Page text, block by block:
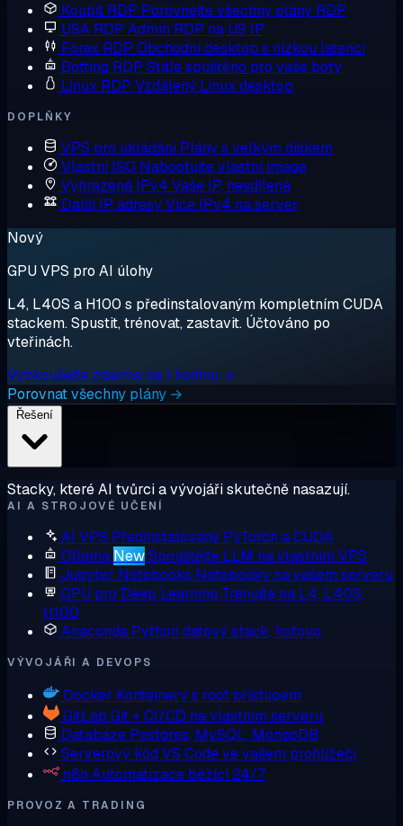
Koupit RDP Porovnejte všechny plány RDP
USA RDP Admin RDP na US IP
Forex RDP Obchodní desktop s nízkou latencí
Botting RDP Stále spuštěno pro vaše boty
Linux RDP Vzdálený Linux desktop
DOPLŇKY
VPS pro ukládání Plány s velkým diskem
Vlastní ISO Nabootujte vlastní image
Vyhrazená IPv4 Vaše IP, nesdílená
Další IP adresyVíce IPv4 na server
Nový
GPU VPS pro AI úlohy
L4, L40S a H100 s předinstalovaným kompletním CUDA
stackem. Spustit, trénovat, zastavit. Účtováno po
vteřinách.
Vyzkoušejte zdarma na 1 hodinu →
Porovnat všechny plány →
Stacky, které AI tvůrci a vývojáři skutečně nasazují.
AI A STROJOVÉ UČENÍ
AI VPS Předinstalovaný PyTorch a CUDA
Ollama NewSpouštějte LLM na vlastním VPS
Jupyter Notebooks Notebooky na vašem serveru
GPU pro Deep Learning Trénujte na L4, L40S,
H100
Anaconda Python datový stack, hotovo
VÝVOJÁŘI A DEVOPS
Docker Kontejnery s root přístupem
GitLab Git + CI/CD na vlastním serveru
Databáze Postgres, MySQL, MongoDB
Serverový kód VS Code ve vašem prohlížeči
n8n Automatizace běžící 24/7
PROVOZ A TRADING